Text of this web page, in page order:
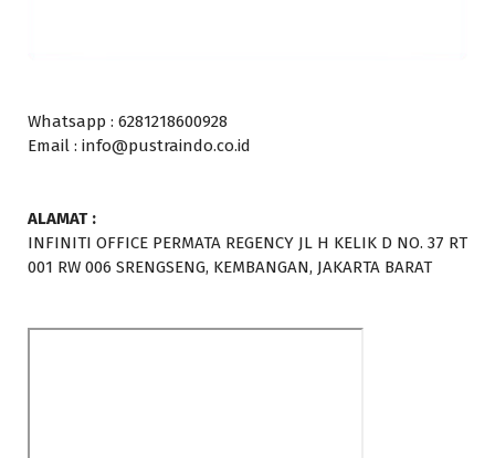
Whatsapp : 6281218600928
Email : info@pustraindo.co.id
ALAMAT :
INFINITI OFFICE PERMATA REGENCY JL H KELIK D NO. 37 RT
001 RW 006 SRENGSENG, KEMBANGAN, JAKARTA BARAT